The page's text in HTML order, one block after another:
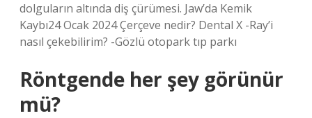
dolguların altında diş çürümesi. Jaw’da Kemik
Kaybı24 Ocak 2024 Çerçeve nedir? Dental X -Ray’i
nasıl çekebilirim? -Gözlü otopark tıp parkı
Röntgende her şey görünür
mü?